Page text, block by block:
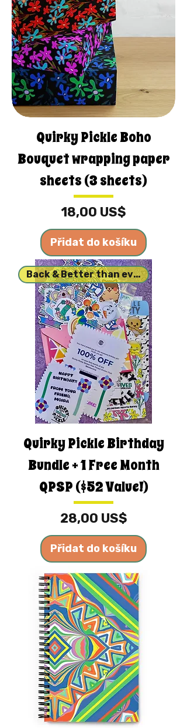
Quirky Pickle Boho
Bouquet wrapping paper
sheets (3 sheets)
Cena
18,00 US$
Přidat do košíku
Back & Better than ever!
Quirky Pickle Birthday
Bundle + 1 Free Month
QPSP ($52 Value!)
Cena
28,00 US$
Přidat do košíku